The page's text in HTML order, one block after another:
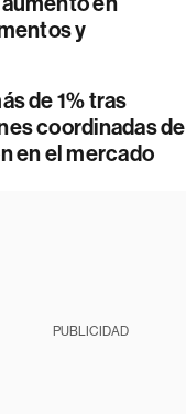
y
de 1% tras
coordinadas de
en el mercado
PUBLICIDAD